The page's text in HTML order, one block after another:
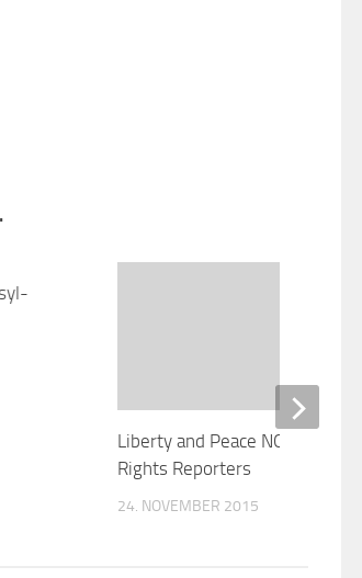
Liberty and Peace NOW ! Human
Rights Reporters
24. NOVEMBER 2015